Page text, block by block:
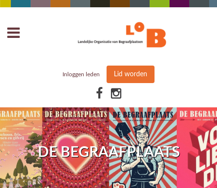
Inloggen leden Lid worden
DE BEGRAAFPLAATS